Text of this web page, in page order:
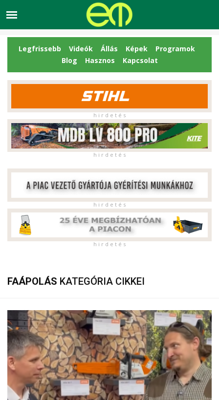
Legfrissebb Videók Állás Képek
Programok
Blog
Hasznos Kapcsolat
h i r d e t é s
h i r d e t é s
h i r d e t é s
h i r d e t é s
FAÁPOLÁS KATEGÓRIA CIKKEI